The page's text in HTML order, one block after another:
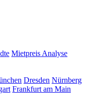
Mietpreis Analyse
Dresden Nürnberg
Frankfurt am Main